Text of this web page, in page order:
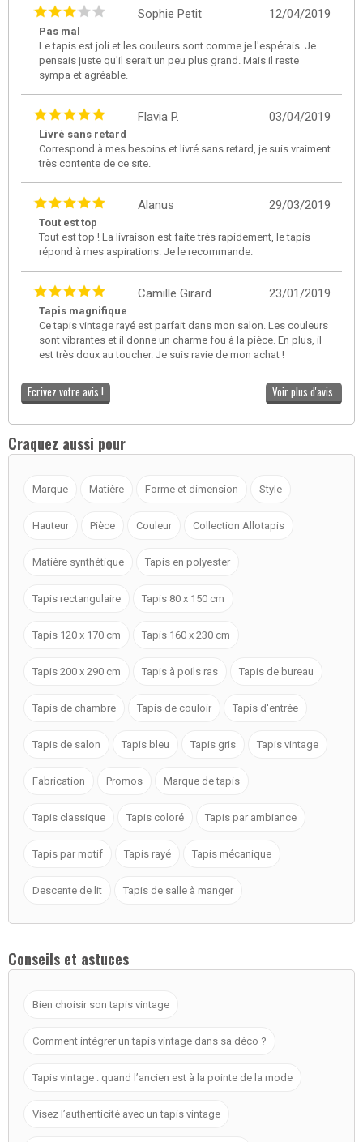
12/04/2019
Sophie Petit
Pas mal
Le tapis est joli et les couleurs sont comme je l'espérais. Je
pensais juste qu'il serait un peu plus grand. Mais il reste
sympa et agréable.
03/04/2019
Flavia P.
Livré sans retard
Correspond à mes besoins et livré sans retard, je suis vraiment
très contente de ce site.
29/03/2019
Alanus
Tout est top
Tout est top ! La livraison est faite très rapidement, le tapis
répond à mes aspirations. Je le recommande.
23/01/2019
Camille Girard
Tapis magnifique
Ce tapis vintage rayé est parfait dans mon salon. Les couleurs
sont vibrantes et il donne un charme fou à la pièce. En plus, il
est très doux au toucher. Je suis ravie de mon achat !
Ecrivez votre avis ! Voir plus d'avis
Craquez aussi pour
Marque Matière Forme et dimension Style
Hauteur Pièce Couleur Collection Allotapis
Matière synthétique Tapis en polyester
Tapis rectangulaire Tapis 80 x 150 cm
Tapis 120 x 170 cm Tapis 160 x 230 cm
Tapis 200 x 290 cm Tapis à poils ras Tapis de bureau
Tapis de chambre Tapis de couloir Tapis d'entrée
Tapis de salon Tapis bleu Tapis gris Tapis vintage
Fabrication Promos Marque de tapis
Tapis classique Tapis coloré Tapis par ambiance
Tapis par motif Tapis rayé Tapis mécanique
Descente de lit Tapis de salle à manger
Conseils et astuces
Bien choisir son tapis vintage
Comment intégrer un tapis vintage dans sa déco ?
Tapis vintage : quand l’ancien est à la pointe de la mode
Visez l’authenticité avec un tapis vintage